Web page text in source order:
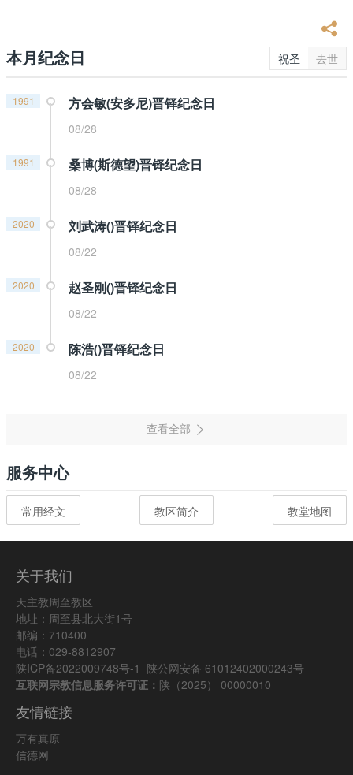
本月纪念日 祝圣 去世
1991 方会敏(安多尼)晋铎纪念日
08/28
1991 桑博(斯德望)晋铎纪念日
08/28
2020 刘武涛()晋铎纪念日
08/22
2020 赵圣刚()晋铎纪念日
08/22
2020 陈浩()晋铎纪念日
08/22
服务中心
常用经文 教区简介 教堂地图
关于我们
天主教周至教区
地址：周至县北大街1号
邮编：710400
电话：029-8812907
陕ICP备2022009748号-1 陕公网安备 61012402000243号
互联网宗教信息服务许可证： 陕（2025） 00000010
友情链接
万有真原
信德网